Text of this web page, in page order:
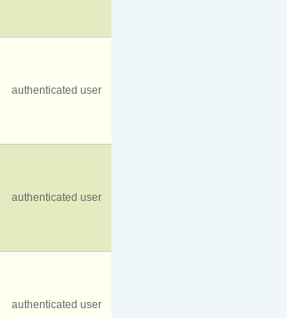
authenticated user
authenticated user
authenticated user